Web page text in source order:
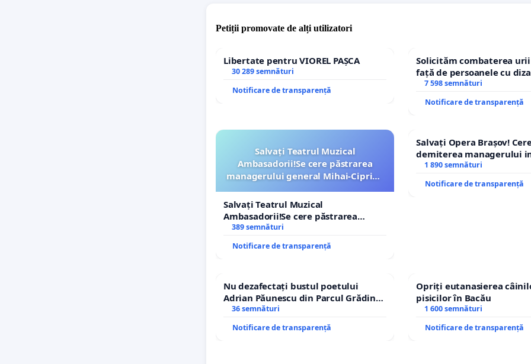
Petiții promovate de alți utilizatori
Libertate pentru VIOREL PAȘCA
30 289 semnături
Notificare de transparență
Solicităm combaterea
față de persoanele cu
7 598 semnături
Notificare de transparență
Salvați Teatrul Muzical
Ambasadorii!Se cere păstrarea
managerului general Mihai-Ciprian
Salvați Teatrul Muzical
Ambasadorii!Se cere păstrarea
managerului general Mihai-Ciprian
389 semnături
Notificare de transparență
Salvați Opera Brașov!
demiterea managerului
Petrean Lucian-Marius!
1 890 semnături
Notificare de transparență
Nu dezafectați bustul poetului
Adrian Păunescu din Parcul Grădina
Icoanei! Stop cenzurii culturale!
36 semnături
Notificare de transparență
Opriți eutanasierea
pisicilor în Bacău
1 600 semnături
Notificare de transparență